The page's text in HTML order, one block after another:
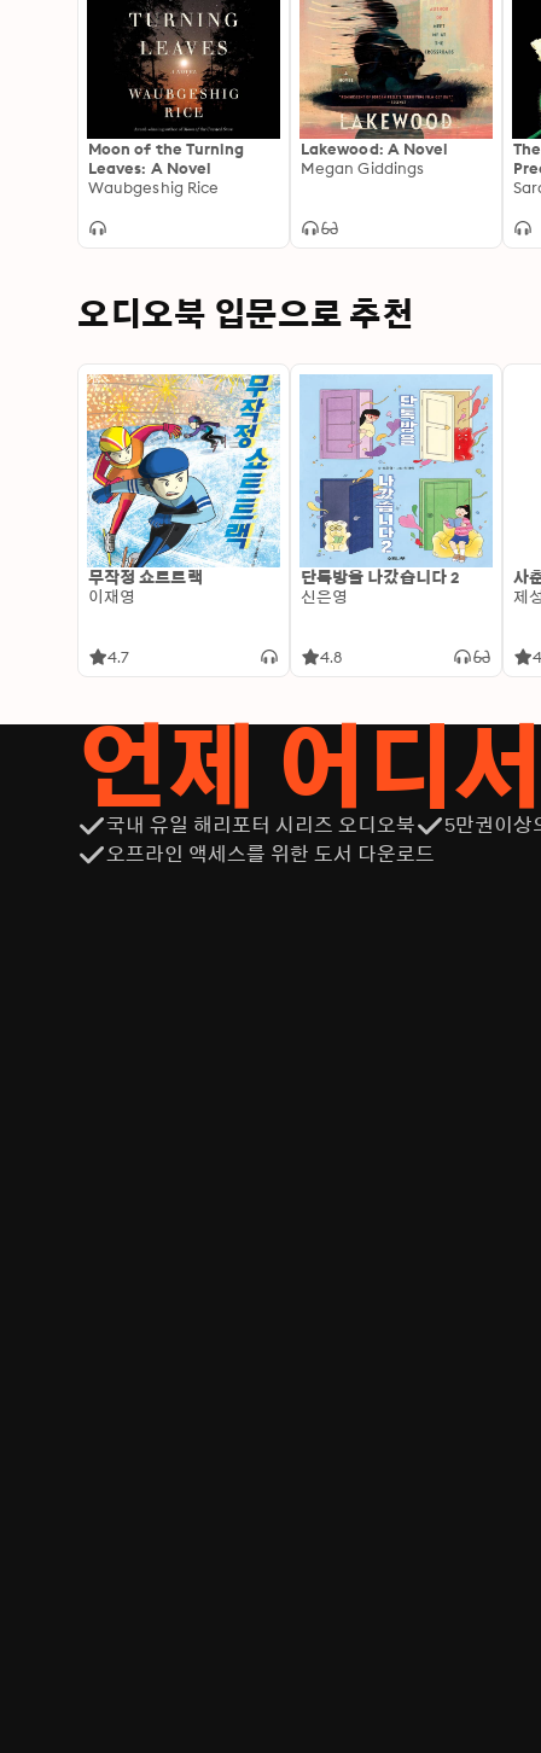
Moon of the Turning
Leaves: A Novel
Waubgeshig Rice
Lakewood: A Novel
Megan Giddings
오디오북 입문으로 추천
무작정 쇼트트랙
이재영
4.7
단톡방을 나갔습니다 2
신은영
4.8
사
제
언제 어디
국내 유일 해리포터 시리즈 오디오북
5만권이상
오프라인 액세스를 위한 도서 다운로드